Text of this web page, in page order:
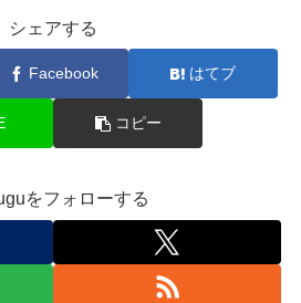
シェアする
Facebook はてブ
コピー
をフォローする